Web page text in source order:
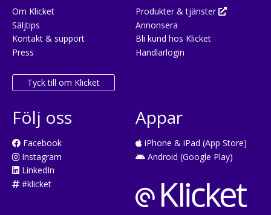
Om Klicket
Säljtips
Kontakt & support
Press
Tyck till om Klicket
Produkter & tjänster
Annonsera
Bli kund hos Klicket
Handlarlogin
Följ oss
Facebook
Instagram
LinkedIn
#klicket
Appar
iPhone & iPad (App Store)
Android (Google Play)